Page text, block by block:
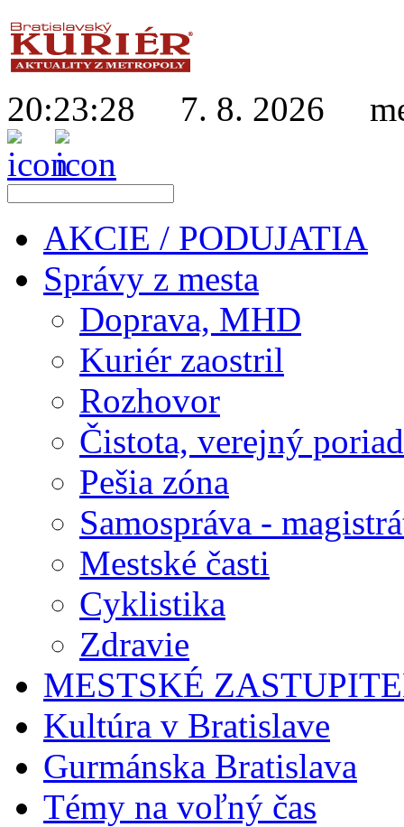
20:23:29 7. 8. 2026
AKCIE / PODUJATIA
Správy z mesta
Doprava, MHD
Kuriér zaostril
Rozhovor
Čistota, verejný
Pešia zóna
Samospráva -
Mestské časti
Cyklistika
Zdravie
MESTSKÉ
Kultúra v Bratislave
Gurmánska Bratislava
Témy na voľný čas